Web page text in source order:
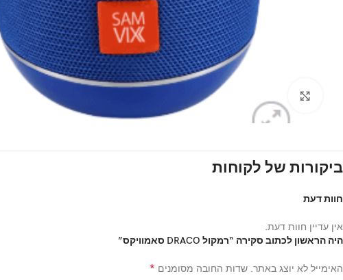
ביקורות של לקוחות
חוות דעת
אין עדיין חוות דעת.
היה הראשון לכתוב סקירה “רמקול DRACO סאמוויקס”
האימייל לא יוצג באתר. שדות החובה מסומנים *